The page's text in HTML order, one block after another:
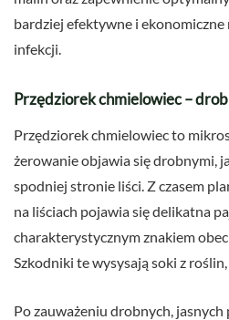
bardziej efektywne i
infekcji.
Przędziorek chmielowiec –
Przędziorek chmielowiec to
żerowanie objawia się drobnymi,
spodniej stronie liści. Z czasem
na liściach pojawia się delikatna
charakterystycznym znakiem
Szkodniki te wysysają soki z roślin,
Po zauważeniu drobnych,